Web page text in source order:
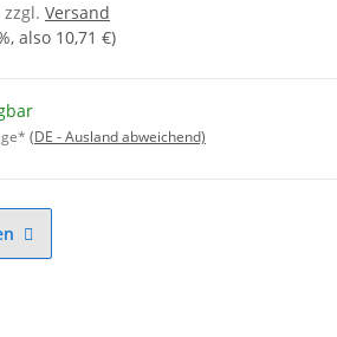
zzgl. Versand
, also 10,71 €)
(DE - Ausland abweichend)